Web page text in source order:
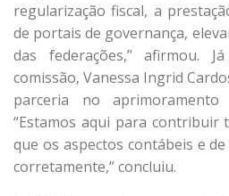
regularização fiscal, a
de portais de governança,
das federações,” afirmou.
comissão, Vanessa Ingrid
parceria no
“Estamos aqui para contribuir
que os aspectos contábeis e
corretamente,” concluiu.